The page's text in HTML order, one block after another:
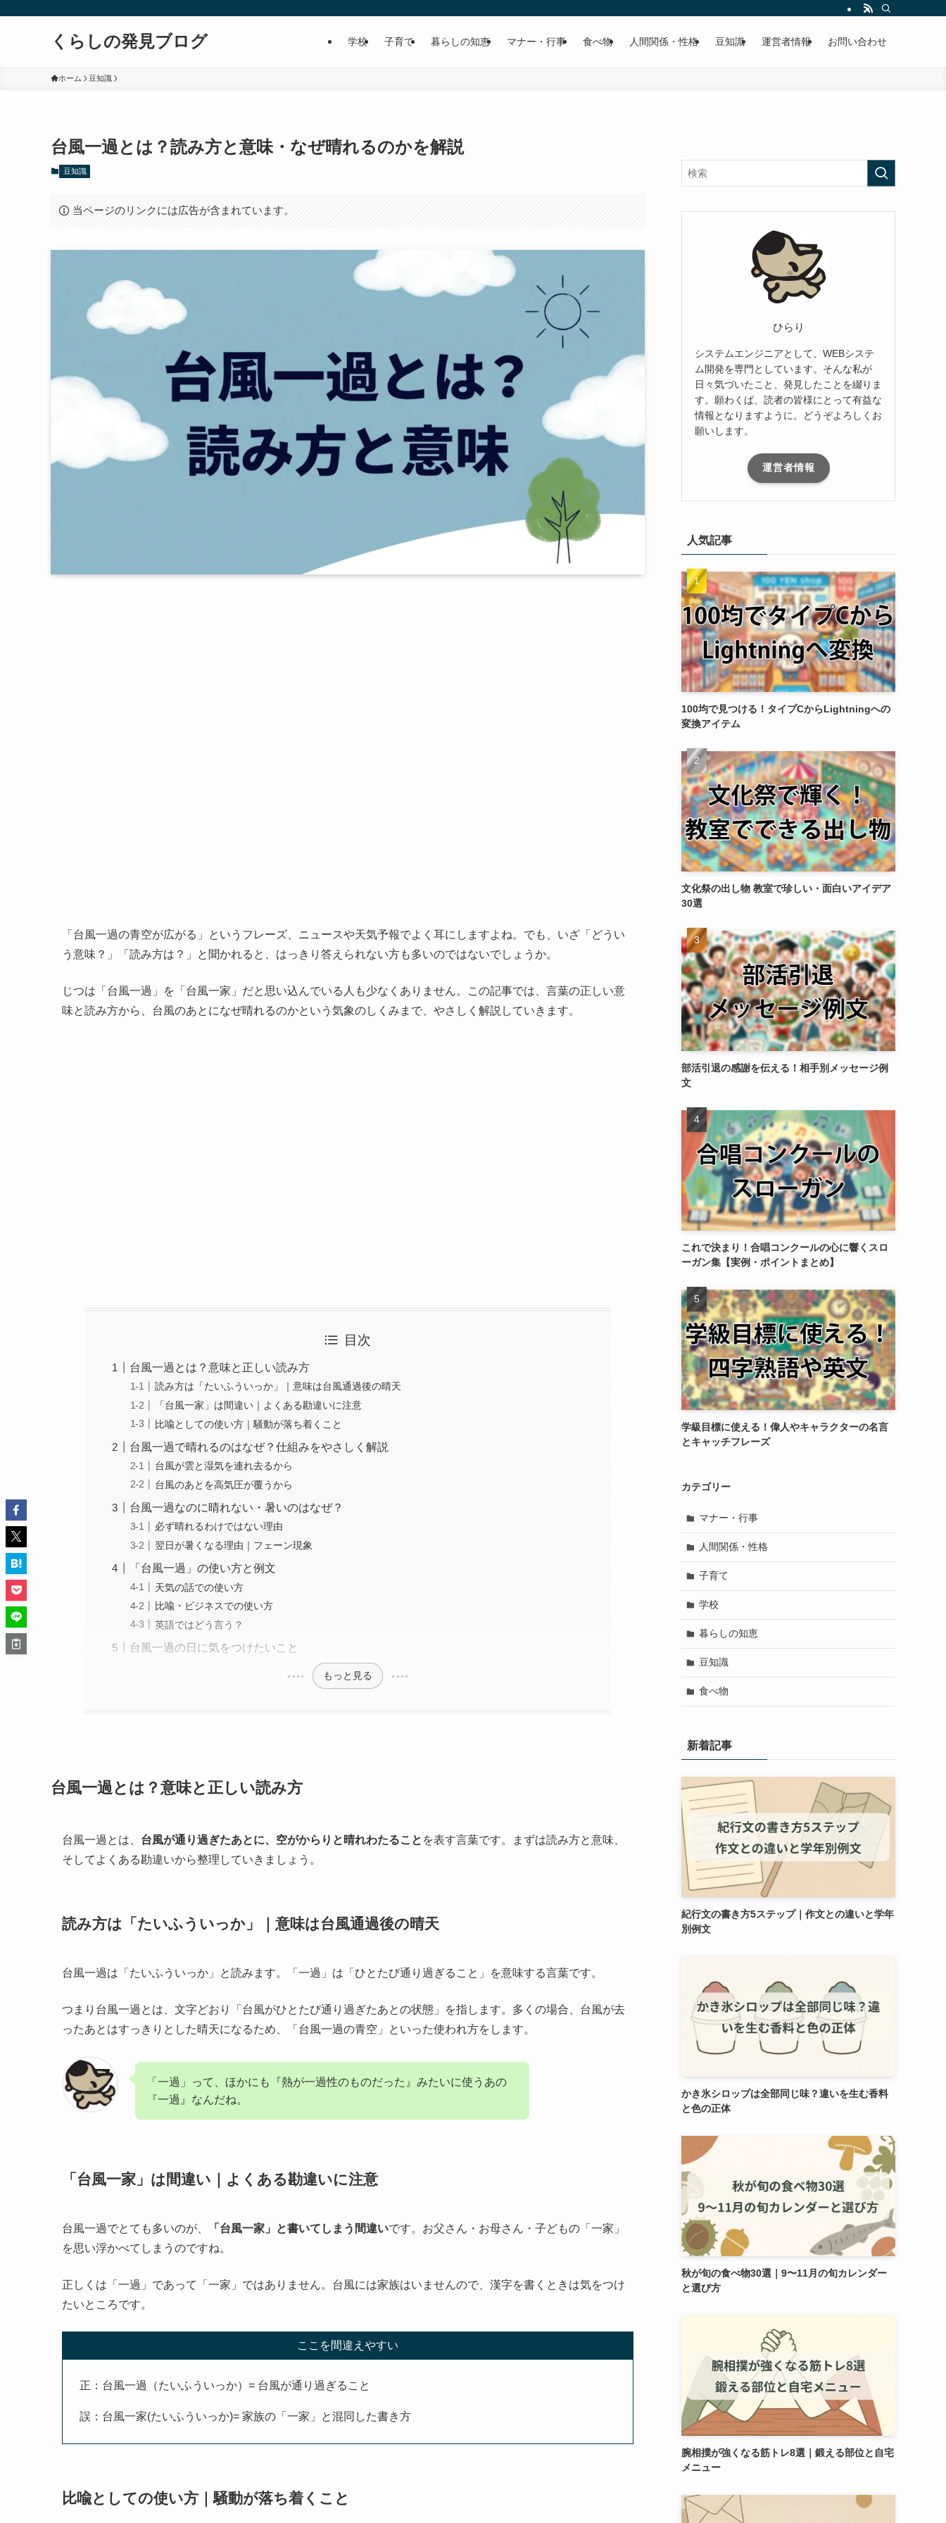
くらしの発見ブログ 学校 子育て 暮らしの知恵 マナー・行事 食べ物 人間関係・性格 豆知識 運営者情報 お問い合わせ
ホーム 豆知識
台風一過とは？読み方と意味・なぜ晴れるのかを解説
豆知識
当ページのリンクには広告が含まれています。
「台風一過の青空が広がる」というフレーズ、ニュースや天気予報でよく耳にしますよね。でも、いざ「どうい
う意味？」「読み方は？」と聞かれると、はっきり答えられない方も多いのではないでしょうか。
じつは「台風一過」を「台風一家」だと思い込んでいる人も少なくありません。この記事では、言葉の正しい意
味と読み方から、台風のあとになぜ晴れるのかという気象のしくみまで、やさしく解説していきます。
目次
台風一過とは？意味と正しい読み方
読み方は「たいふういっか」｜意味は台風通過後の晴天
「台風一家」は間違い｜よくある勘違いに注意
比喩としての使い方｜騒動が落ち着くこと
台風一過で晴れるのはなぜ？仕組みをやさしく解説
台風が雲と湿気を連れ去るから
台風のあとを高気圧が覆うから
台風一過なのに晴れない・暑いのはなぜ？
必ず晴れるわけではない理由
翌日が暑くなる理由｜フェーン現象
「台風一過」の使い方と例文
天気の話での使い方
比喩・ビジネスでの使い方
英語ではどう言う？
台風一過の日に気をつけたいこと
もっと見る
台風一過とは？意味と正しい読み方
台風一過とは、 台風が通り過ぎたあとに、空がからりと晴れわたること を表す言葉です。まずは読み方と意味、
そしてよくある勘違いから整理していきましょう。
読み方は「たいふういっか」｜意味は台風通過後の晴天
台風一過は「たいふういっか」と読みます。「一過」は「ひとたび通り過ぎること」を意味する言葉です。
つまり台風一過とは、文字どおり「台風がひとたび通り過ぎたあとの状態」を指します。多くの場合、台風が去
ったあとはすっきりとした晴天になるため、「台風一過の青空」といった使われ方をします。
「一過」って、ほかにも『熱が一過性のものだった』みたいに使うあの
『一過』なんだね。
「台風一家」は間違い｜よくある勘違いに注意
台風一過でとても多いのが、 「台風一家」と書いてしまう間違いです。お父さん・お母さん・子どもの「一家」
を思い浮かべてしまうのですね。
正しくは「一過」であって「一家」ではありません。台風には家族はいませんので、漢字を書くときは気をつけ
たいところです。
ここを間違えやすい
正：台風一過（たいふういっか）= 台風が通り過ぎること
誤：台風一家(たいふういっか)= 家族の「一家」と混同した書き方
比喩としての使い方｜騒動が落ち着くこと
ひらり
システムエンジニアとして、WEBシステ
ム開発を専門としています。そんな私が
日々気づいたこと、発見したことを綴りま
す。願わくば、読者の皆様にとって有益な
情報となりますように。どうぞよろしくお
願いします。
運営者情報
人気記事
100均で見つける！タイプCからLightningへの
変換アイテム
文化祭の出し物 教室で珍しい・面白いアイデア
30選
部活引退の感謝を伝える！相手別メッセージ例
文
これで決まり！合唱コンクールの心に響くスロ
ーガン集【実例・ポイントまとめ】
学級目標に使える！偉人やキャラクターの名言
とキャッチフレーズ
カテゴリー
マナー・行事
人間関係・性格
子育て
学校
暮らしの知恵
豆知識
食べ物
新着記事
紀行文の書き方5ステップ｜作文との違いと学年
別例文
かき氷シロップは全部同じ味？違いを生む香料
と色の正体
秋が旬の食べ物30選｜9〜11月の旬カレンダー
と選び方
腕相撲が強くなる筋トレ8選｜鍛える部位と自宅
メニュー